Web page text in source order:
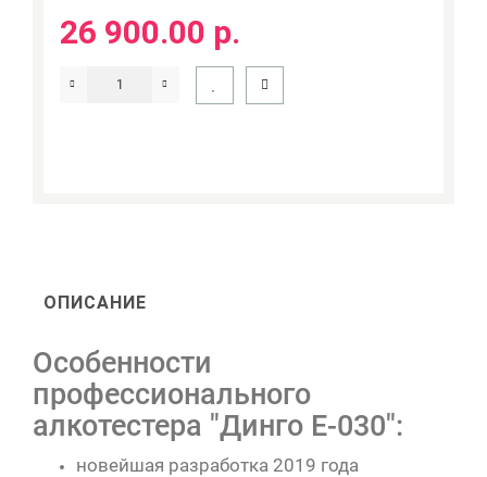
26 900.00 р.
ОПИСАНИЕ
Особенности
профессионального
алкотестера "Динго Е-030":
новейшая разработка 2019 года